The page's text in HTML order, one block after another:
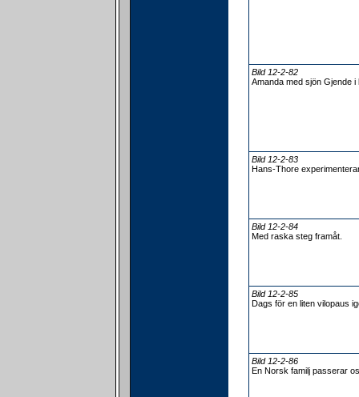
Bild 12-2-82
Amanda med sjön Gjende i
Bild 12-2-83
Hans-Thore
Bild 12-2-84
Med raska steg framåt.
Bild 12-2-85
Dags för en liten vilopaus
Bild 12-2-86
En Norsk familj passerar